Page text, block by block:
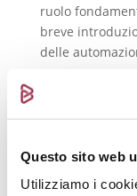
Questo sito web
Utilizziamo i
ruolo
breve
delle
Trattamenti